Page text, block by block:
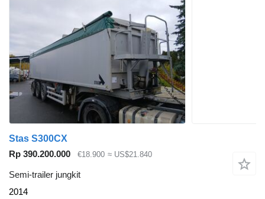
Stas S300CX
Rp 390.200.000
€18.900 ≈ US$21.840
Semi-trailer jungkit
2014